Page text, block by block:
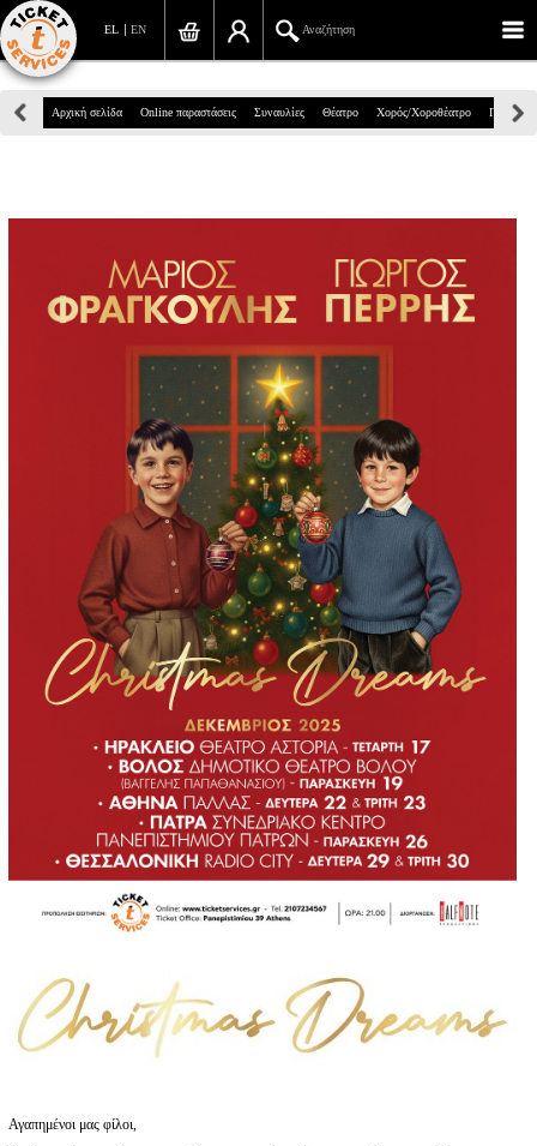
EN
EL Αναζήτηση
Πανεπιστημίου 39, Αθήνα
Σύνδεση/Εγγραφή
Παραγγελία
Αναζήτηση παραγγελίας
Προσωπικά Δεδομένα
Πληροφορίες
Είσοδος διαχειριστή
Αρχική σελίδα Online παραστάσεις Συναυλίες Θέατρο Χορός/Χοροθέατρο Παιδικά
Αγαπημένοι μας φίλοι,